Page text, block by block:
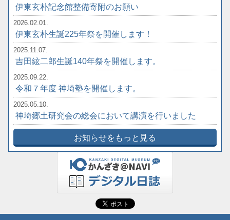
伊東玄朴記念館整備寄附のお願い
2026.02.01.
伊東玄朴生誕225年祭を開催します！
2025.11.07.
吉田絃二郎生誕140年祭を開催します。
2025.09.22.
令和７年度 神埼塾を開催します。
2025.05.10.
神埼郷土研究会の総会において講演を行いました
お知らせをもっと見る